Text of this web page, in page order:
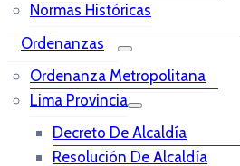
Normas Históricas
Ordenanzas
Ordenanza Metropolitana
Lima Provincia
Decreto De Alcaldía
Resolución De Alcaldía